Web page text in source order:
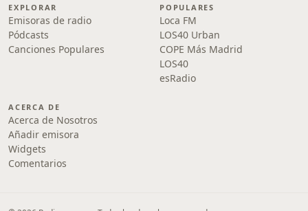
EXPLORAR
Emisoras de radio
Pódcasts
Canciones Populares
POPULARES
Loca FM
LOS40 Urban
COPE Más Madrid
LOS40
esRadio
ACERCA DE
Acerca de Nosotros
Añadir emisora
Widgets
Comentarios